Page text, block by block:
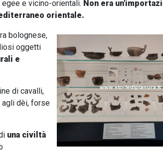
e vicino-orientali. Non era
orientale.
bolognese,
oggetti
e
di cavalli,
agli dèi, forse
una civiltà